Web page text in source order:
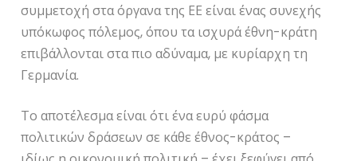
συμμετοχή στα όργανα της ΕΕ είναι ένας συνεχής
υπόκωφος πόλεμος, όπου τα ισχυρά έθνη-κράτη
επιβάλλονται στα πιο αδύναμα, με κυρίαρχη τη
Γερμανία.
Το αποτέλεσμα είναι ότι ένα ευρύ φάσμα
πολιτικών δράσεων σε κάθε έθνος-κράτος –